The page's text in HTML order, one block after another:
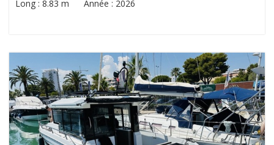
Long : 8.83 m Année : 2026